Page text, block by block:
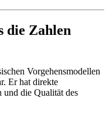
die Zahlen
Vorgehensmodellen
Er hat direkte
die Qualität des